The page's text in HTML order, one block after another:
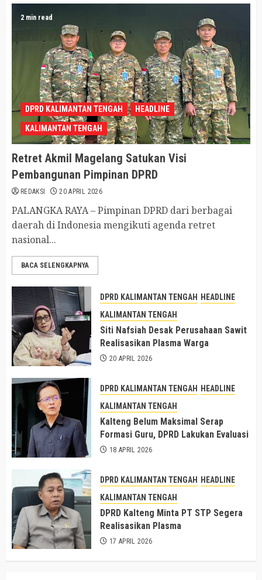
2 min read
DPRD KALIMANTAN TENGAH HEADLINE
KALIMANTAN TENGAH
Retret Akmil Magelang Satukan Visi
Pembangunan Pimpinan DPRD
REDAKSI 20 APRIL 2026
PALANGKA RAYA – Pimpinan DPRD dari berbagai
daerah di Indonesia mengikuti agenda retret
nasional...
BACA SELENGKAPNYA
DPRD KALIMANTAN TENGAH
HEADLINE
KALIMANTAN TENGAH
Siti Nafsiah Desak Perusahaan Sawit
Realisasikan Plasma Warga
20 APRIL 2026
DPRD KALIMANTAN TENGAH
HEADLINE
KALIMANTAN TENGAH
Kalteng Belum Maksimal Serap
Formasi Guru, DPRD Lakukan Evaluasi
18 APRIL 2026
DPRD KALIMANTAN TENGAH
HEADLINE
KALIMANTAN TENGAH
DPRD Kalteng Minta PT STP Segera
Realisasikan Plasma
17 APRIL 2026